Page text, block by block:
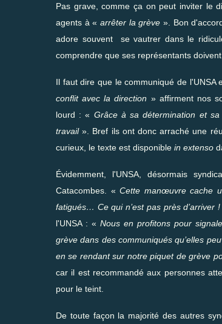
Pas grave, comme ça on peut inviter le
agents à « arrêter la grève ». Bon
adore souvent
se vautrer dans le
comprendre que ses représentants
Il faut dire que le communiqué de l'UNSA
conflit avec la direction » affirment nos
lourd : « Grâce à sa détermination et sa
travail». Bref ils ont donc arraché une
curieux, le texte est disponible in extenso
Évidemment, l'UNSA, désormais
Catacombes. «Cette manœuvre cache
fatigués… Ce qui n’est pas près d’arriver !
l'UNSA : «Nous en profitons pour
grève dans des communiqués qu’elles
en se rendant sur notre piquet de grève
car il est recommandé aux personnes
pour le teint.
De toute façon la majorité des autres